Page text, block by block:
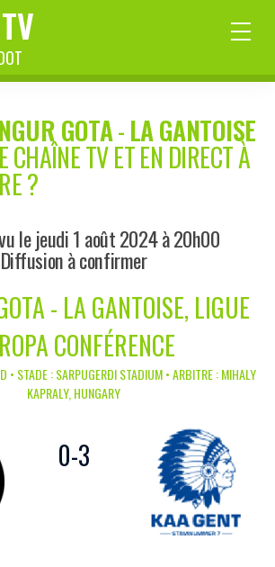
GOTA-LA GANTOISE
CHAÎNE TV ET EN DIRECT À
?
le jeudi 1 août 2024 à 20h00
Diffusion à confirmer
- LA GANTOISE, LIGUE
CONFÉRENCE
• STADE : SARPUGERÐI STADIUM • ARBITRE : MIHALY
KAPRALY, HUNGARY
0-3